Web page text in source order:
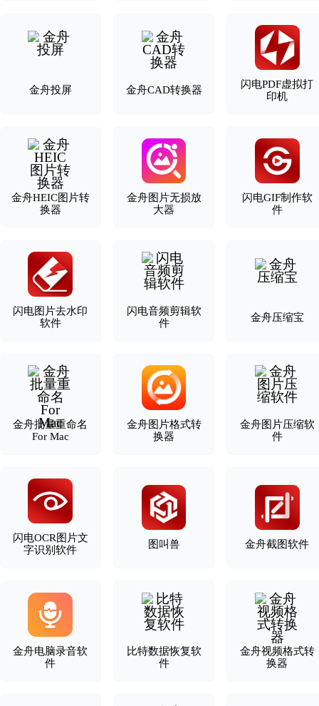
金舟投屏 金舟CAD转换器
闪电PDF虚拟打
印机
金舟HEIC图片转
换器
金舟图片无损放
大器
闪电GIF制作软
件
闪电图片去水印
软件
闪电音频剪辑软
件
金舟压缩宝
金舟批量重命名
For Mac
金舟图片格式转
换器
金舟图片压缩软
件
闪电OCR图片文
字识别软件
图叫兽 金舟截图软件
金舟电脑录音软
件
比特数据恢复软
件
金舟视频格式转
换器